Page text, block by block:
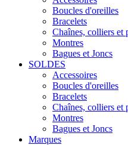
Boucles d'oreilles
Bracelets
Chaînes, colliers et
Montres
Bagues et Joncs
SOLDES
Accessoires
Boucles d'oreilles
Bracelets
Chaînes, colliers et
Montres
Bagues et Joncs
Marques